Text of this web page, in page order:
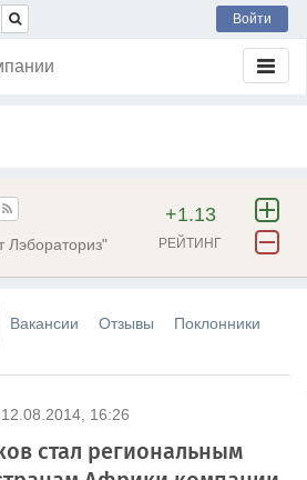
Войти
+1.13
РЕЙТИНГ
Вакансии Отзывы
Поклонники
12.08.2014, 16:26
стал региональным